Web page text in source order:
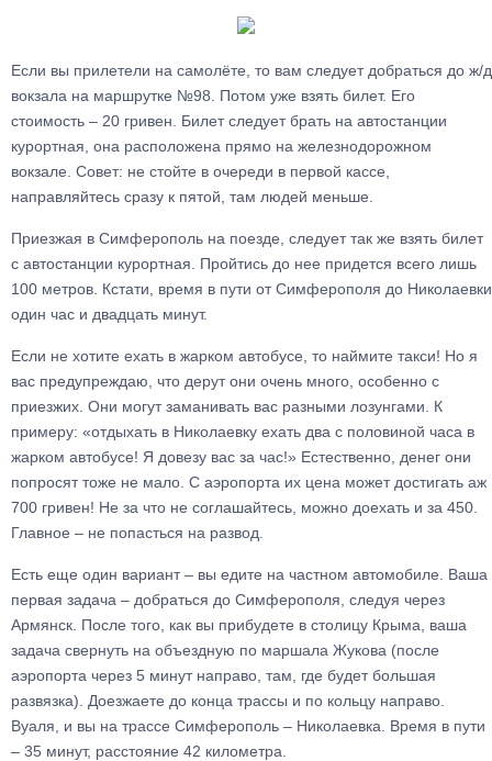
Если вы прилетели на самолёте, то вам следует добраться до ж/д
вокзала на маршрутке №98. Потом уже взять билет. Его
стоимость – 20 гривен. Билет следует брать на автостанции
курортная, она расположена прямо на железнодорожном
вокзале. Совет: не стойте в очереди в первой кассе,
направляйтесь сразу к пятой, там людей меньше.
Приезжая в Симферополь на поезде, следует так же взять билет
с автостанции курортная. Пройтись до нее придется всего лишь
100 метров. Кстати, время в пути от Симферополя до Николаевки
один час и двадцать минут.
Если не хотите ехать в жарком автобусе, то наймите такси! Но я
вас предупреждаю, что дерут они очень много, особенно с
приезжих. Они могут заманивать вас разными лозунгами. К
примеру: «отдыхать в Николаевку ехать два с половиной часа в
жарком автобусе! Я довезу вас за час!» Естественно, денег они
попросят тоже не мало. С аэропорта их цена может достигать аж
700 гривен! Не за что не соглашайтесь, можно доехать и за 450.
Главное – не попасться на развод.
Есть еще один вариант – вы едите на частном автомобиле. Ваша
первая задача – добраться до Симферополя, следуя через
Армянск. После того, как вы прибудете в столицу Крыма, ваша
задача свернуть на объездную по маршала Жукова (после
аэропорта через 5 минут направо, там, где будет большая
развязка). Доезжаете до конца трассы и по кольцу направо.
Вуаля, и вы на трассе Симферополь – Николаевка. Время в пути
– 35 минут, расстояние 42 километра.